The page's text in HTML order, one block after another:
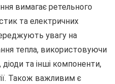
вимагає ретельного
та електричних
увагу на
тепла, використовуючи
та інші компоненти,
Також важливим є